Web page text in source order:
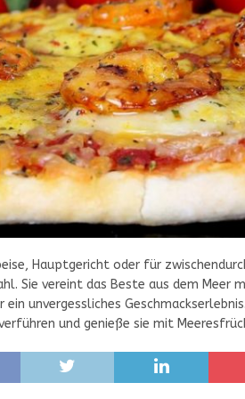
Hauptgericht oder für
Sie vereint das Beste aus dem Meer
unvergessliches
und genieße sie mit
FLEISCH
Knusprige Ente mit
Rotkraut &
Kartoffelknödel
Pizza